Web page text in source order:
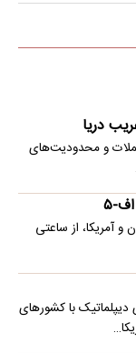
دریا
و محدودیت‌های
۵
و آمریکا، از ساعتی
با کشورهای